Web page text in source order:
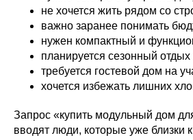
не хочется жить рядом со
важно заранее понимать
нужен компактный и
планируется сезонный отдых
требуется гостевой дом на
хочется избежать лишних
Запрос «купить модульный дом
вводят люди, которые уже близки